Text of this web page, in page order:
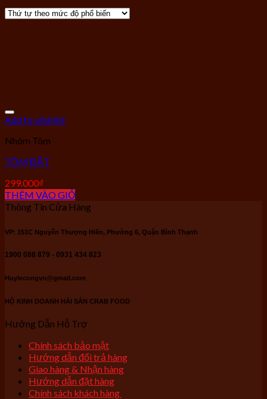
Add to wishlist
Nhóm Tôm
TÔM ĐẤT
299.000₫
THÊM VÀO GIỎ
Thông Tin Cửa Hàng
VP: 151C Nguyễn Thượng Hiền, Phường 6, Quận Bình Thạnh
1900 088 879 - 0931 434 823
Huylecongvn@gmail.com
HỘ KINH DOANH HẢI SẢN CRAB FOOD
Hướng Dẫn Hỗ Trợ
Chính sách bảo mật
Hướng dẫn đổi trả hàng
Giao hàng & Nhận hàng
Hướng dẫn đặt hàng
Chính sách khách hàng